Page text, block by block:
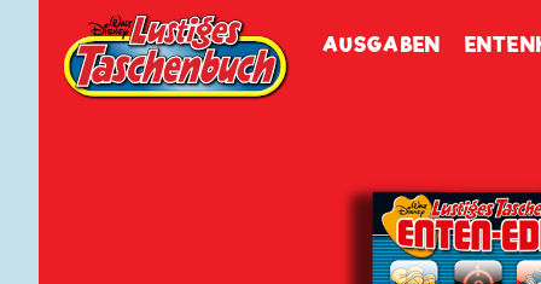
AUSGABEN